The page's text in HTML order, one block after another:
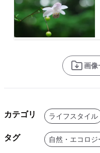
画像
カテゴリ ライフスタイル
タグ 自然・エコロジ